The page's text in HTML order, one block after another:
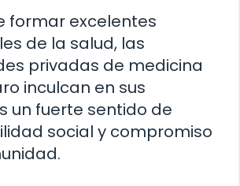
formar excelentes
de la salud, las
privadas de medicina
inculcan en sus
un fuerte sentido de
social y compromiso